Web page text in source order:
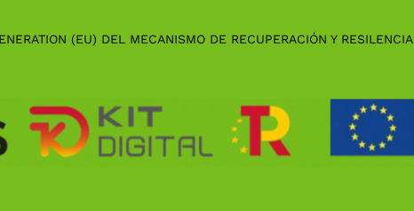
(EU) DEL MECANISMO DE RECUPERACIÓN Y RESILENCIA